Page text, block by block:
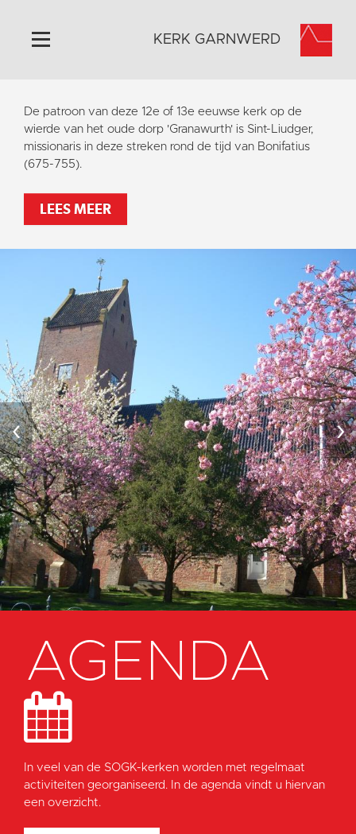
Home
Algemeen
Historie
Activiteiten
Contact
Vaktaal
KERK GARNWERD
De patroon van deze 12e of 13e eeuwse kerk op de
wierde van het oude dorp 'Granawurth' is Sint-Liudger,
missionaris in deze streken rond de tijd van Bonifatius
(675-755).
LEES MEER
‹ ›
AGENDA
In veel van de SOGK-kerken worden met regelmaat
activiteiten georganiseerd. In de agenda vindt u hiervan
een overzicht.